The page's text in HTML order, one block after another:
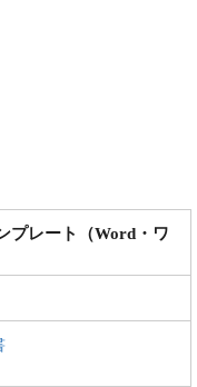
プレート（Word・ワ